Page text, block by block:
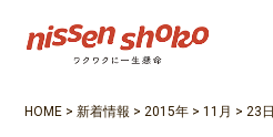
HOME >新着情報 >2015年 >11月 >23日